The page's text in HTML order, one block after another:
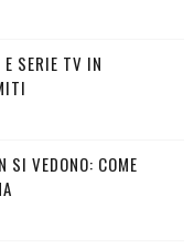
SERIE TV IN
SI VEDONO: COME